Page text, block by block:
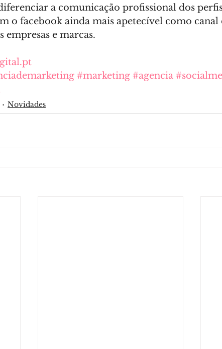
a comunicação profissional dos perfis
o facebook ainda mais apetecível como canal
empresas e marcas.
#marketing #agencia
Novidades